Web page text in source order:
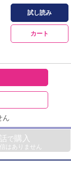
試し読み
カート
ん
話で購入
はありません